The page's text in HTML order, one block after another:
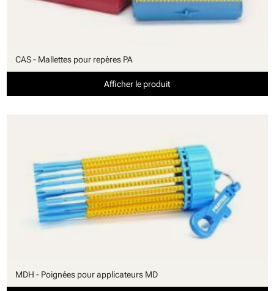
CAS - Mallettes pour repères PA
Afficher le produit
MDH - Poignées pour applicateurs MD